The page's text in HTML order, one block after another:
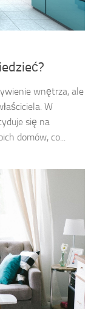
wnętrza, ale
W
się na
domów, co...